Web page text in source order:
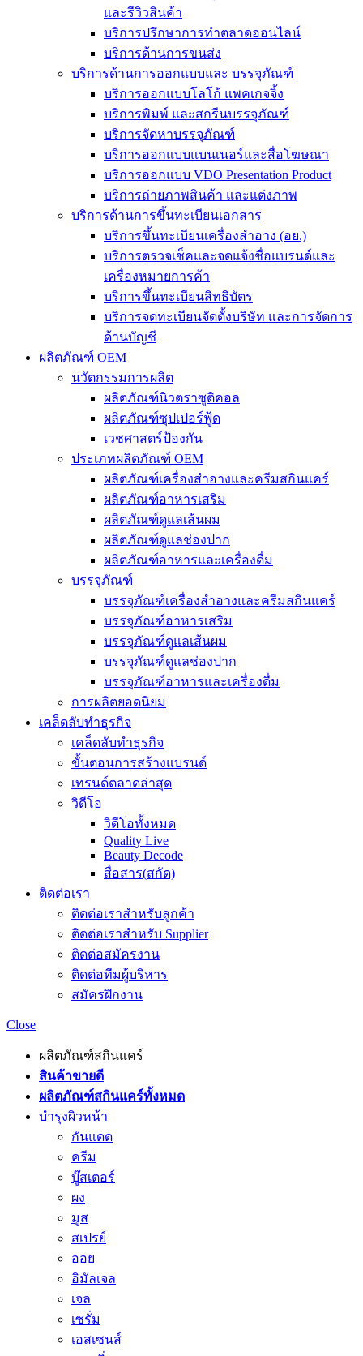
และรีวิวสินค้า
บริการปรึกษาการทำตลาดออนไลน์
บริการด้านการขนส่ง
บริการด้านการออกแบบและ บรรจุภัณฑ์
บริการออกแบบโลโก้ แพคเกจจิ้ง
บริการพิมพ์ และสกรีนบรรจุภัณฑ์
บริการจัดหาบรรจุภัณฑ์
บริการออกแบบแบนเนอร์และสื่อโฆษณา
บริการออกแบบ VDO Presentation Product
บริการถ่ายภาพสินค้า และแต่งภาพ
บริการด้านการขึ้นทะเบียนเอกสาร
บริการขึ้นทะเบียนเครื่องสำอาง (อย.)
บริการตรวจเช็คและจดแจ้งชื่อแบรนด์และ
เครื่องหมายการค้า
บริการขึ้นทะเบียนสิทธิบัตร
บริการจดทะเบียนจัดตั้งบริษัท และการจัดการ
ด้านบัญชี
ผลิตภัณฑ์ OEM
นวัตกรรมการผลิต
ผลิตภัณฑ์นิวตราซูติคอล
ผลิตภัณฑ์ซุปเปอร์ฟู้ด
เวชศาสตร์ป้องกัน
ประเภทผลิตภัณฑ์ OEM
ผลิตภัณฑ์เครื่องสำอางและครีมสกินแคร์
ผลิตภัณฑ์อาหารเสริม
ผลิตภัณฑ์ดูแลเส้นผม
ผลิตภัณฑ์ดูแลช่องปาก
ผลิตภัณฑ์อาหารและเครื่องดื่ม
บรรจุภัณฑ์
บรรจุภัณฑ์เครื่องสำอางและครีมสกินแคร์
บรรจุภัณฑ์อาหารเสริม
บรรจุภัณฑ์ดูแลเส้นผม
บรรจุภัณฑ์ดูแลช่องปาก
บรรจุภัณฑ์อาหารและเครื่องดื่ม
การผลิตยอดนิยม
เคล็ดลับทำธุรกิจ
เคล็ดลับทำธุรกิจ
ขั้นตอนการสร้างแบรนด์
เทรนด์ตลาดล่าสุด
วิดีโอ
วิดีโอทั้งหมด
Quality Live
Beauty Decode
สื่อสาร(สกัด)
ติดต่อเรา
ติดต่อเราสำหรับลูกค้า
ติดต่อเราสำหรับ Supplier
ติดต่อสมัครงาน
ติดต่อทีมผู้บริหาร
สมัครฝึกงาน
Close
ผลิตภัณฑ์สกินแคร์
สินค้าขายดี
ผลิตภัณฑ์สกินแคร์ทั้งหมด
บำรุงผิวหน้า
กันแดด
ครีม
บู๊สเตอร์
ผง
มูส
สเปรย์
ออย
อิมัลเจล
เจล
เซรั่ม
เอสเซนส์